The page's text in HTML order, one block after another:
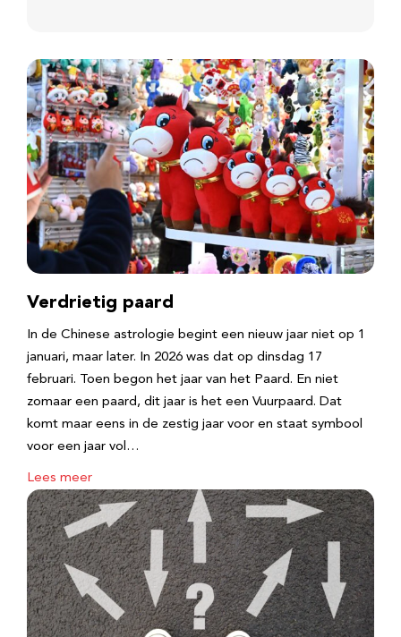
Verdrietig paard
In de Chinese astrologie begint een nieuw jaar niet op 1
januari, maar later. In 2026 was dat op dinsdag 17
februari. Toen begon het jaar van het Paard. En niet
zomaar een paard, dit jaar is het een Vuurpaard. Dat
komt maar eens in de zestig jaar voor en staat symbool
voor een jaar vol…
Lees meer